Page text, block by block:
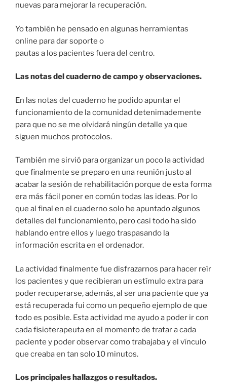
nuevas para mejorar la recuperación.
Yo también he pensado en algunas herramientas
online para dar soporte o
pautas a los pacientes fuera del centro.
Las notas del cuaderno de campo y observaciones.
En las notas del cuaderno he podido apuntar el
funcionamiento de la comunidad detenimademente
para que no se me olvidará ningún detalle ya que
siguen muchos protocolos.
También me sirvió para organizar un poco la actividad
que finalmente se preparo en una reunión justo al
acabar la sesión de rehabilitación porque de esta forma
era más fácil poner en común todas las ideas. Por lo
que al final en el cuaderno solo he apuntado algunos
detalles del funcionamiento, pero casi todo ha sido
hablando entre ellos y luego traspasando la
información escrita en el ordenador.
La actividad finalmente fue disfrazarnos para hacer reír
los pacientes y que recibieran un estímulo extra para
poder recuperarse, además, al ser una paciente que ya
está recuperada fui como un pequeño ejemplo de que
todo es posible. Esta actividad me ayudo a poder ir con
cada fisioterapeuta en el momento de tratar a cada
paciente y poder observar como trabajaba y el vínculo
que creaba en tan solo 10 minutos.
Los principales hallazgos o resultados.